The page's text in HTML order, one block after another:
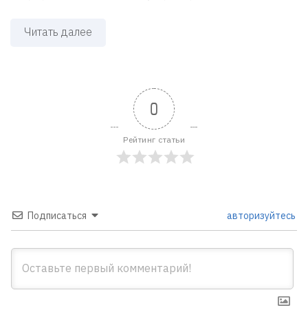
Читать далее
0
Рейтинг статьи
Подписаться авторизуйтесь